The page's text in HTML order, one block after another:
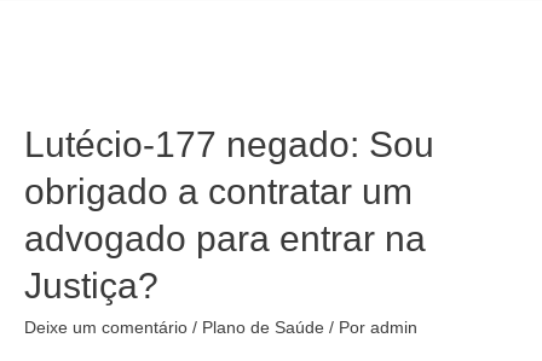
Lutécio-177 negado: Sou
obrigado a contratar um
advogado para entrar na
Justiça?
Deixe um comentário / Plano de Saúde / Por admin